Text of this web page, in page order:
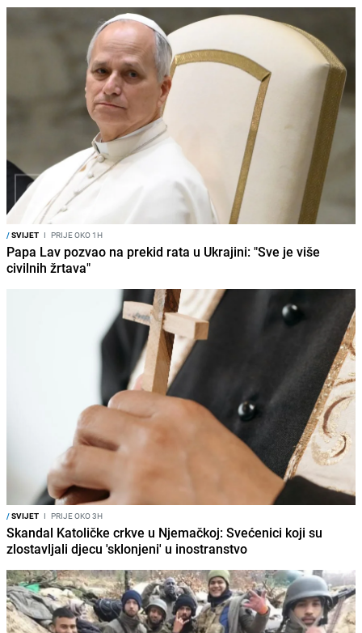
/SVIJET I PRIJE OKO 1H
Papa Lav pozvao na prekid rata u Ukrajini: "Sve je više
civilnih žrtava"
/SVIJET I PRIJE OKO 3H
Skandal Katoličke crkve u Njemačkoj: Svećenici koji su
zlostavljali djecu 'sklonjeni' u inostranstvo